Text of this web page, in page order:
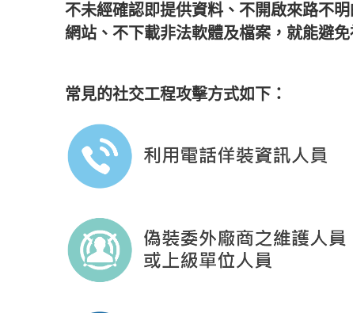
不未經確認即提供資料、不開啟來路不
網站、不下載非法軟體及檔案，就能避
常見的社交工程攻擊方式如下：